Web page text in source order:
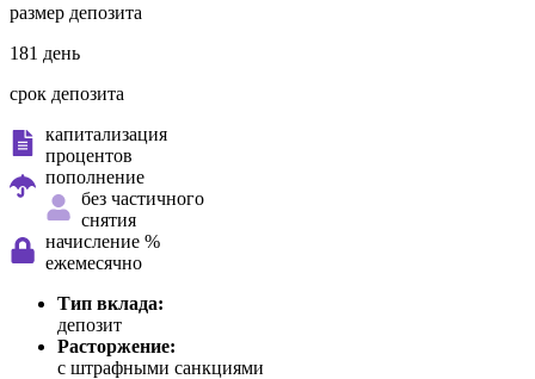
размер депозита
181 день
срок депозита
капитализация
процентов
пополнение
без частичного
снятия
начисление %
ежемесячно
Тип вклада:
депозит
Расторжение:
с штрафными санкциями